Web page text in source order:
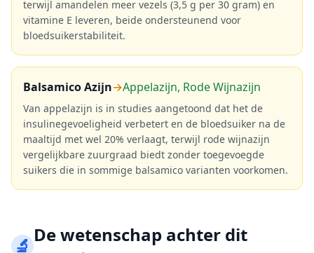
terwijl amandelen meer vezels (3,5 g per 30 gram) en
vitamine E leveren, beide ondersteunend voor
bloedsuikerstabiliteit.
Balsamico Azijn→Appelazijn, Rode Wijnazijn
Van appelazijn is in studies aangetoond dat het de
insulinegevoeligheid verbetert en de bloedsuiker na de
maaltijd met wel 20% verlaagt, terwijl rode wijnazijn
vergelijkbare zuurgraad biedt zonder toegevoegde
suikers die in sommige balsamico varianten voorkomen.
🔬De wetenschap achter dit